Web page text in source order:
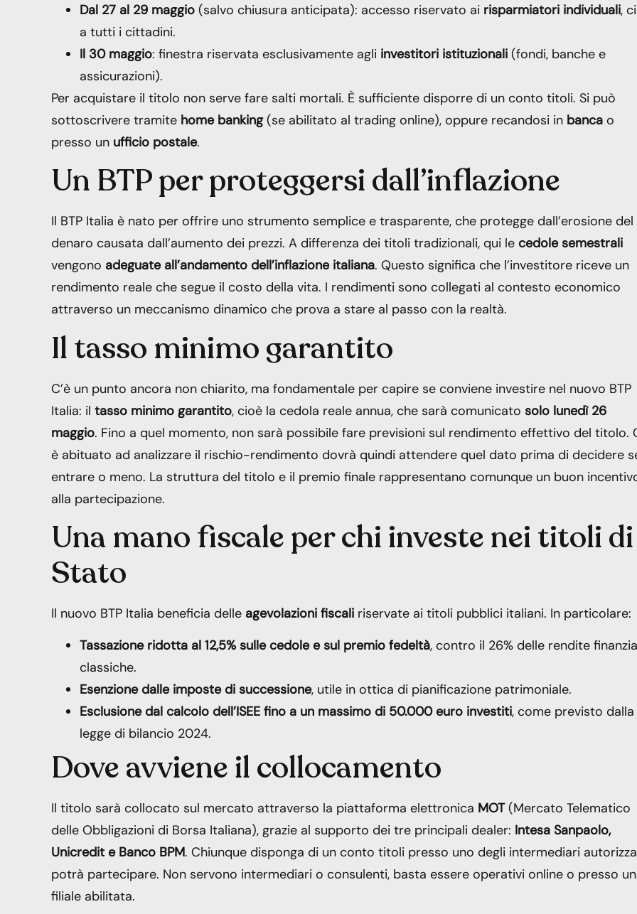
Dal 27 al 29 maggio (salvo chiusura anticipata): accesso riservato ai risparmiatori individuali,
a tutti i cittadini.
Il 30 maggio: finestra riservata esclusivamente agli investitori istituzionali (fondi, banche e
assicurazioni).
Per acquistare il titolo non serve fare salti mortali. È sufficiente disporre di un conto titoli. Si può
sottoscrivere tramite home banking(se abilitato al trading online), oppure recandosi in banca o
presso un ufficio postale.
Un BTP per proteggersi dall’inflazione
Il BTP Italia è nato per offrire uno strumento semplice e trasparente, che protegge dall’erosione del
denaro causata dall’aumento dei prezzi. A differenza dei titoli tradizionali, qui le cedole semestrali
vengono adeguate all’andamento dell’inflazione italiana. Questo significa che l’investitore riceve un
rendimento reale che segue il costo della vita. I rendimenti sono collegati al contesto economico
attraverso un meccanismo dinamico che prova a stare al passo con la realtà.
Il tasso minimo garantito
C’è un punto ancora non chiarito, ma fondamentale per capire se conviene investire nel nuovo BTP
Italia: il tasso minimo garantito, cioè la cedola reale annua, che sarà comunicato solo lunedì 26
maggio. Fino a quel momento, non sarà possibile fare previsioni sul rendimento effettivo del titolo.
è abituato ad analizzare il rischio-rendimento dovrà quindi attendere quel dato prima di decidere
entrare o meno. La struttura del titolo e il premio finale rappresentano comunque un buon
alla partecipazione.
Una mano fiscale per chi investe nei titoli di
Stato
Il nuovo BTP Italia beneficia delle agevolazioni fiscali riservate ai titoli pubblici italiani. In particolare:
Tassazione ridotta al 12,5% sulle cedole e sul premio fedeltà, contro il 26% delle rendite
classiche.
Esenzione dalle imposte di successione, utile in ottica di pianificazione patrimoniale.
Esclusione dal calcolo dell’ISEE fino a un massimo di 50.000 euro investiti, come previsto dalla
legge di bilancio 2024.
Dove avviene il collocamento
Il titolo sarà collocato sul mercato attraverso la piattaforma elettronica MOT(Mercato Telematico
delle Obbligazioni di Borsa Italiana), grazie al supporto dei tre principali dealer: Intesa Sanpaolo,
Unicredit e Banco BPM. Chiunque disponga di un conto titoli presso uno degli intermediari
potrà partecipare. Non servono intermediari o consulenti, basta essere operativi online o presso
filiale abilitata.